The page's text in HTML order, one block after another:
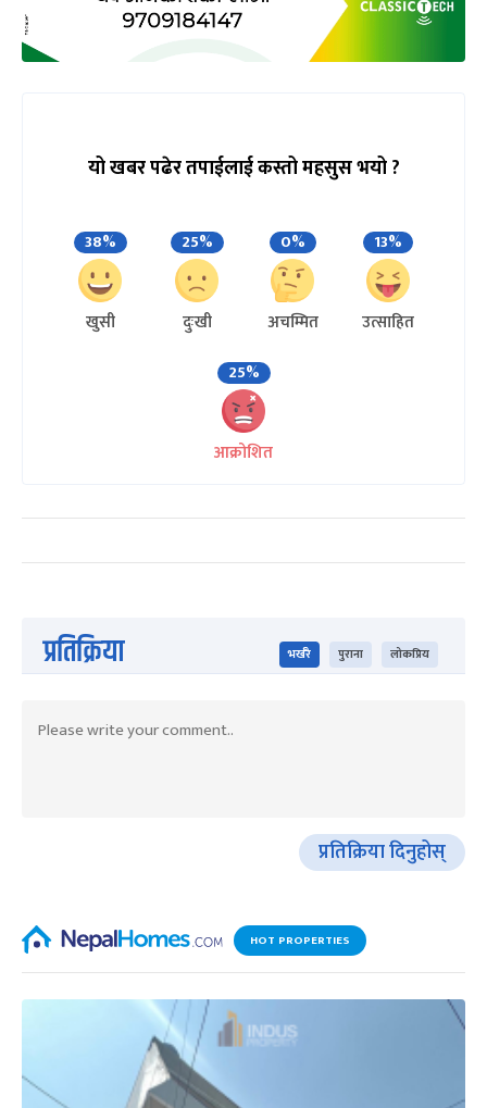
यो खबर पढेर तपाईलाई कस्तो महसुस भयो ?
38%
खुसी
25%
दुःखी
0%
अचम्मित
13%
उत्साहित
25%
आक्रोशित
प्रतिक्रिया भर्खरै पुराना लोकप्रिय
प्रतिक्रिया दिनुहोस्
HOT PROPERTIES